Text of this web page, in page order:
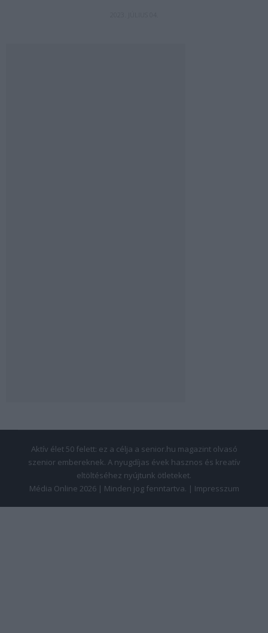
Aktív élet 50 felett: ez a célja a senior.hu magazint olvasó
szenior embereknek. A nyugdíjas évek hasznos és kreatív
eltöltéséhez nyújtunk ötleteket.
Média Online 2026 | Minden jog fenntartva. | Impresszum